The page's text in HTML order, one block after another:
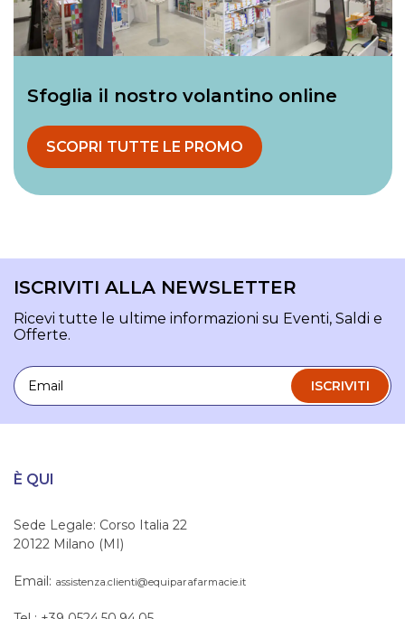
Sfoglia il nostro volantino online
SCOPRI TUTTE LE PROMO
ISCRIVITI ALLA NEWSLETTER
Ricevi tutte le ultime informazioni su Eventi, Saldi e
Offerte.
Email
ISCRIVITI
È QUI
Sede Legale: Corso Italia 22
20122 Milano (MI)
Email: assistenza.clienti@equiparafarmacie.it